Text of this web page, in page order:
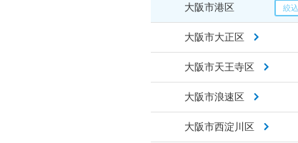
大阪市港区
大阪市大正区
大阪市天王寺区
大阪市浪速区
大阪市西淀川区